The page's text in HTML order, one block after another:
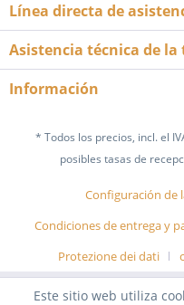
Línea directa de
Asistencia técnica de la
Información
* Todos los precios, incl. el
posibles tasas de
Configuración de
Condiciones de entrega y
Protezione dei dati
Este sitio web utiliza